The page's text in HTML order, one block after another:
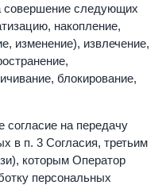
совершение следующих
накопление,
изменение), извлечение,
блокирование,
на передачу
в п. 3 Согласия, третьим
которым Оператор
персональных